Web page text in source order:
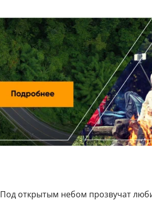
Под открытым небом прозвучат